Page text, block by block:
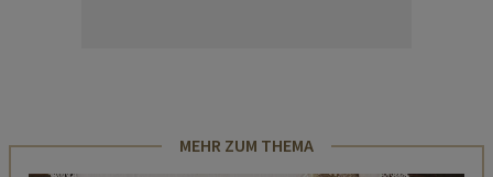
MEHR ZUM THEMA